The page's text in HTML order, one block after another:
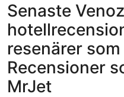
Senaste Venoz
resenärer
Recensioner
MrJet